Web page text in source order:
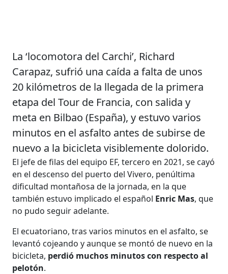
La ‘locomotora del Carchi’, Richard
Carapaz, sufrió una caída a falta de unos
20 kilómetros de la llegada de la primera
etapa del Tour de Francia, con salida y
meta en Bilbao (España), y estuvo varios
minutos en el asfalto antes de subirse de
nuevo a la bicicleta visiblemente dolorido.
El jefe de filas del equipo EF, tercero en 2021, se cayó
en el descenso del puerto del Vivero, penúltima
dificultad montañosa de la jornada, en la que
también estuvo implicado el español Enric Mas, que
no pudo seguir adelante.
El ecuatoriano, tras varios minutos en el asfalto, se
levantó cojeando y aunque se montó de nuevo en la
bicicleta, perdió muchos minutos con respecto al
pelotón.